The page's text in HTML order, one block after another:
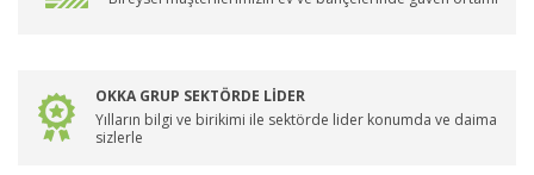
OKKA GRUP SEKTÖRDE LİDER
Yılların bilgi ve birikimi ile sektörde lider konumda ve daima
sizlerle